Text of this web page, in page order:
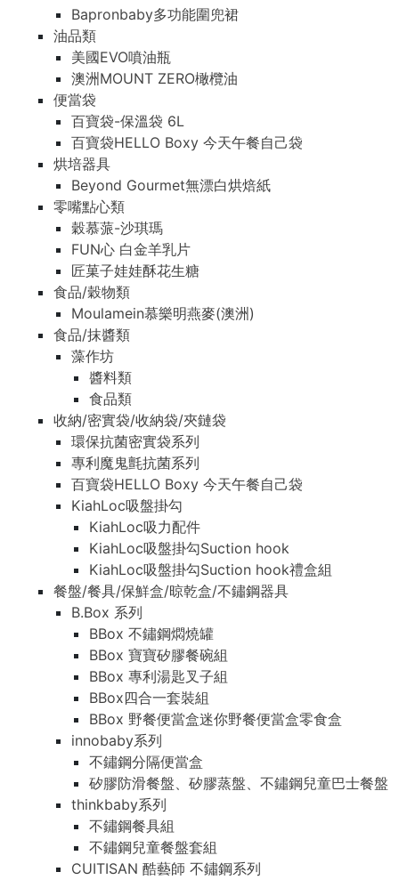
Bapronbaby多功能圍兜裙
油品類
美國EVO噴油瓶
澳洲MOUNT ZERO橄欖油
便當袋
百寶袋-保溫袋 6L
百寶袋HELLO Boxy 今天午餐自己袋
烘培器具
Beyond Gourmet無漂白烘焙紙
零嘴點心類
穀慕蒎-沙琪瑪
FUN心 白金羊乳片
匠菓子娃娃酥花生糖
食品/穀物類
Moulamein慕樂明燕麥(澳洲)
食品/抹醬類
藻作坊
醬料類
食品類
收納/密實袋/收納袋/夾鏈袋
環保抗菌密實袋系列
專利魔鬼氈抗菌系列
百寶袋HELLO Boxy 今天午餐自己袋
KiahLoc吸盤掛勾
KiahLoc吸力配件
KiahLoc吸盤掛勾Suction hook
KiahLoc吸盤掛勾Suction hook禮盒組
餐盤/餐具/保鮮盒/晾乾盒/不鏽鋼器具
B.Box 系列
BBox 不鏽鋼燜燒罐
BBox 寶寶矽膠餐碗組
BBox 專利湯匙叉子組
BBox四合一套裝組
BBox 野餐便當盒迷你野餐便當盒零食盒
innobaby系列
不鏽鋼分隔便當盒
矽膠防滑餐盤、矽膠蒸盤、不鏽鋼兒童巴士餐盤
thinkbaby系列
不鏽鋼餐具組
不鏽鋼兒童餐盤套組
CUITISAN 酷藝師 不鏽鋼系列